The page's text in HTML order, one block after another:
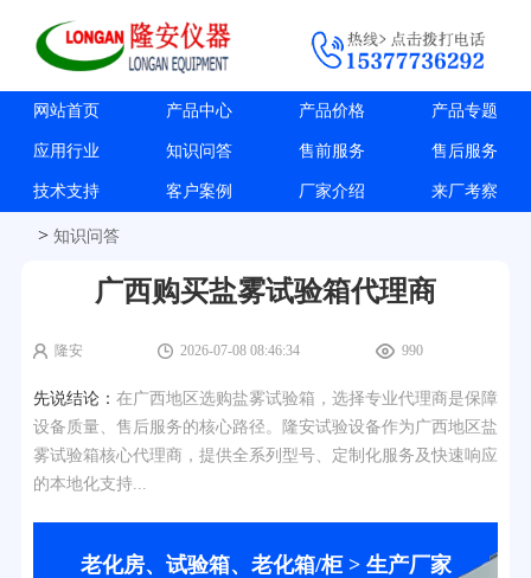
网站首页 产品中心 产品价格 产品专题
应用行业 知识问答 售前服务 售后服务
技术支持 客户案例 厂家介绍 来厂考察
> 知识问答
广西购买盐雾试验箱代理商
隆安 2026-07-08 08:46:34 990
先说结论： 在广西地区选购盐雾试验箱，选择专业代理商是保障
设备质量、售后服务的核心路径。隆安试验设备作为广西地区盐
雾试验箱核心代理商，提供全系列型号、定制化服务及快速响应
的本地化支持...
老化房、试验箱、老化箱/柜 > 生产厂家